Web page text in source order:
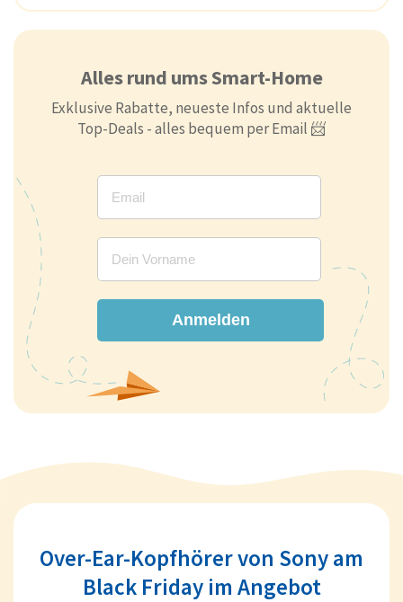
Alles rund ums Smart-Home
Exklusive Rabatte, neueste Infos und aktuelle
Top-Deals - alles bequem per Email 📨
Anmelden
Over-Ear-Kopfhörer von Sony am
Black Friday im Angebot